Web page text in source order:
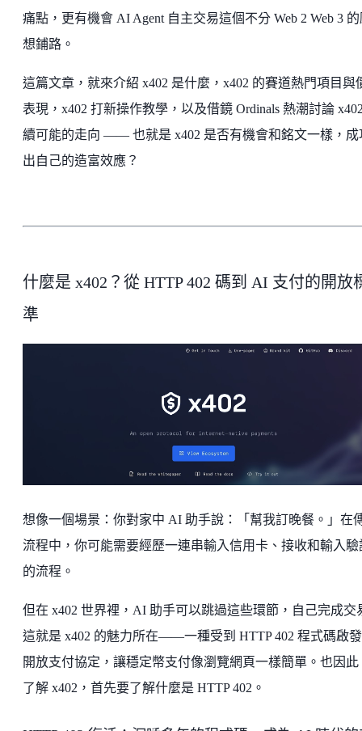
痛點，更有機會 AI Agent 自主交易這個不分 Web 2 Web 3
想鋪路。
這篇文章，就來介紹 x402 是什麼，x402 的賽道熱門項目與
表現，x402 打新操作教學，以及借鏡 Ordinals 熱潮討論
續可能的走向 —— 也就是 x402 是否有機會和銘文一樣，成
出自己的造富效應？
什麼是 x402？從 HTTP 402 碼到 AI 支付的開放
準
想像一個場景：你對家中 AI 助手說：「幫我訂晚餐。」在
流程中，你可能需要經歷一連串輸入信用卡、接收和輸入驗
的流程。
但在 x402 世界裡，AI 助手可以跳過這些環節，自己完成交
這就是 x402 的魅力所在——一種受到 HTTP 402 程式碼啟
開放支付協定，讓穩定幣支付像瀏覽網頁一樣簡單。也因此
了解 x402，首先要了解什麼是 HTTP 402。